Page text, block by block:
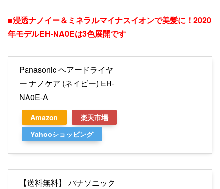
■浸透ナノイー＆ミネラルマイナスイオンで美髪に！2020
年モデルEH-NA0Eは3色展開です
Panasonic ヘアードライヤ
ー ナノケア (ネイビー) EH-
NA0E-A
Amazon
楽天市場
Yahooショッピング
【送料無料】 パナソニック